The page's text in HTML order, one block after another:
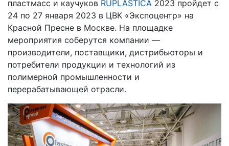
пластмасс и каучуков RUPLASTICA 2023 пройдет с
24 по 27 января 2023 в ЦВК «Экспоцентр» на
Красной Пресне в Москве. На площадке
мероприятия соберутся компании —
производители, поставщики, дистрибьюторы и
потребители продукции и технологий из
полимерной промышленности и
перерабатывающей отрасли.